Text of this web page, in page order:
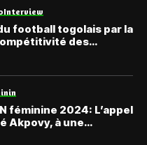
Interview
football togolais par la
des
féminine 2024: L’appel
Akpovy, à une